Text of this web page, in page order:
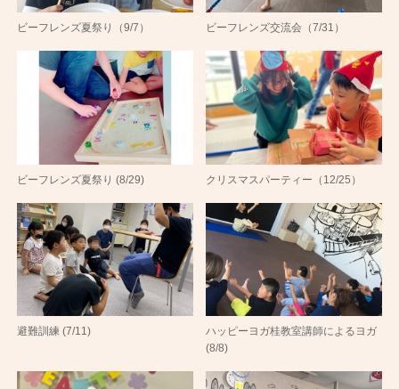
ビーフレンズ夏祭り（9/7） ビーフレンズ交流会（7/31）
ビーフレンズ夏祭り (8/29) クリスマスパーティー（12/25）
避難訓練 (7/11)
ハッピーヨガ桂教室講師によるヨガ
(8/8)